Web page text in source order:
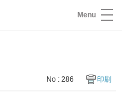
Menu
No : 286 印刷